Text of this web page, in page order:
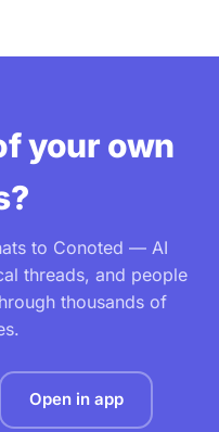
your own
to Conoted — AI
threads, and people
thousands of
Open in app